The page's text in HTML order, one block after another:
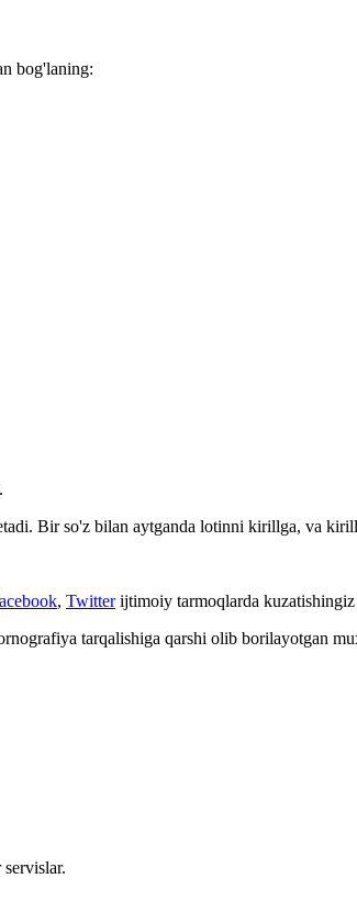
bog'laning:
Bir so'z bilan aytganda lotinni kirillga, va
, Twitter ijtimoiy tarmoqlarda
tarqalishiga qarshi olib borilayotgan